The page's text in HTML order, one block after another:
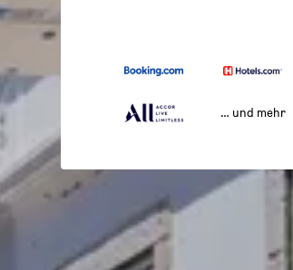
… und mehr